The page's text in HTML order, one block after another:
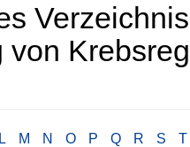
L M N O P Q R S T